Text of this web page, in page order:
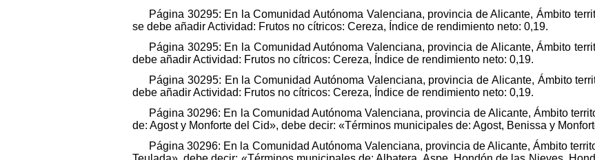
Página 30295: En la Comunidad Autónoma Valenciana, provincia de Alicante, Ámbito
se debe añadir Actividad: Frutos no cítricos: Cereza, Índice de rendimiento neto: 0,19.
Página 30295: En la Comunidad Autónoma Valenciana, provincia de Alicante, Ámbito
debe añadir Actividad: Frutos no cítricos: Cereza, Índice de rendimiento neto: 0,19.
Página 30295: En la Comunidad Autónoma Valenciana, provincia de Alicante, Ámbito
debe añadir Actividad: Frutos no cítricos: Cereza, Índice de rendimiento neto: 0,19.
Página 30296: En la Comunidad Autónoma Valenciana, provincia de Alicante, Ámbito
de: Agost y Monforte del Cid», debe decir: «Términos municipales de: Agost, Benissa y
Página 30296: En la Comunidad Autónoma Valenciana, provincia de Alicante, Ámbito